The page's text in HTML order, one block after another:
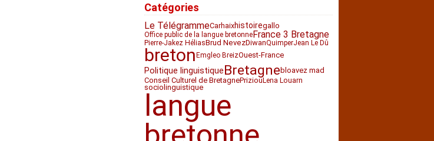
Catégories
Le TélégrammeCarhaixhistoiregallo
Office public de la langue bretonneFrance 3 Bretagne
Pierre-Jakez HéliasBrud NevezDiwanQuimperJean Le Dû
breton Emgleo BreizOuest-France
Politique linguistiqueBretagne bloavez mad
Conseil Culturel de BretagnePriziouLena Louarn
sociolinguistique
langue